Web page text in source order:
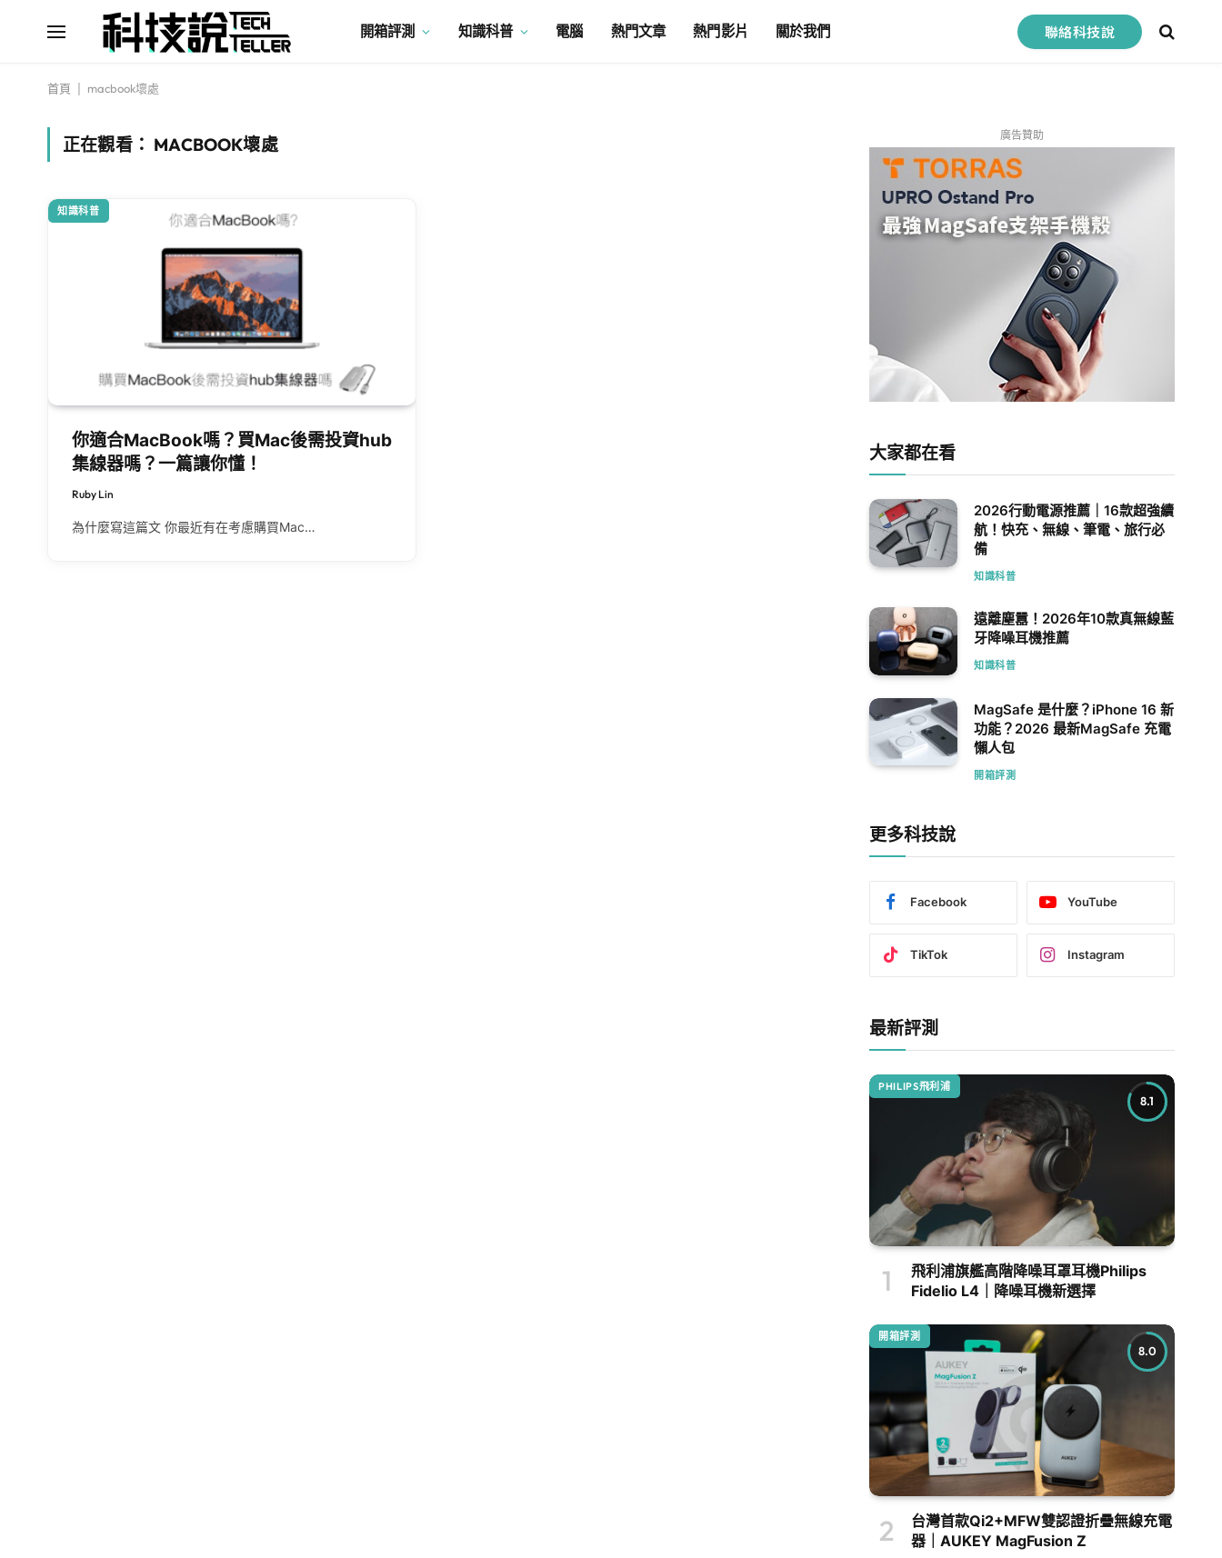
開箱評測 知識科普 電腦 熱門文章 熱門影片 關於我們 聯絡科技說
首頁 macbook壞處
正在觀看： MACBOOK壞處
知識科普
你適合MacBook嗎？買Mac後需投資hub
集線器嗎？一篇讓你懂！
Ruby Lin
為什麼寫這篇文 你最近有在考慮購買Mac…
廣告贊助
大家都在看
2026行動電源推薦｜16款超強續
航！快充、無線、筆電、旅行必
備
知識科普
遠離塵囂！2026年10款真無線藍
牙降噪耳機推薦
知識科普
MagSafe 是什麼？iPhone 16 新
功能？2026 最新MagSafe 充電
懶人包
開箱評測
更多科技說
Facebook YouTube
TikTok Instagram
最新評測
8.1
PHILIPS飛利浦
飛利浦旗艦高階降噪耳罩耳機Philips
Fidelio L4｜降噪耳機新選擇
8.0
開箱評測
台灣首款Qi2+MFW雙認證折疊無線充電
器｜AUKEY MagFusion Z